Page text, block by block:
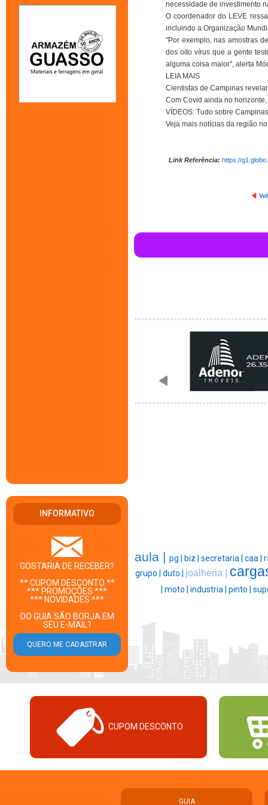
INFORMATIVO
GOSTARIA DE RECEBER?
** CUPOM DESCONTO **
*** PROMOÇÕES ***
*** NOVIDADES ***
DO GUIA SÃO BORJA EM
SEU E-MAIL?
necessidade de investimento
O coordenador do LEVE
incluindo a Organização
"Por exemplo, nas amostras
dos oito vírus que a gente
alguma coisa maior", alerta
LEIA MAIS
Cientistas de Campinas
Com Covid ainda no
VÍDEOS: Tudo sobre
Veja mais notícias da região
Link Referência: https://
aula | pg | biz | secretaria | caa |
grupo | duto | joalheria |
moto | industria | pinto |
CUPOM DESCONTO
GUIA